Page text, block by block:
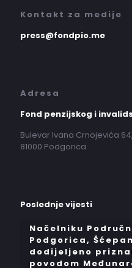
Kontakt za medije
press@fondpio.me
Adresa
Fond penzijskog i
Bulevar Ivana Crnojevića 64,
81000 Podgorica
Poslednje vijesti
Načelniku
Podgorica,
dodijeljeno
povodom